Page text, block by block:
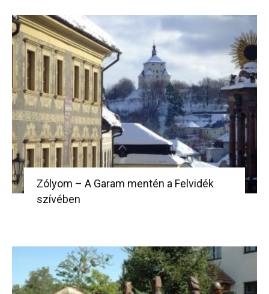
Zólyom – A Garam mentén a Felvidék
szívében